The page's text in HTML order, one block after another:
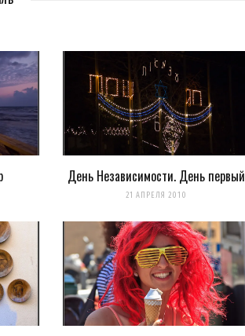
комментариев.
подписаться на комментарии
День Независимости. День первый
21 АПРЕЛЯ 2010